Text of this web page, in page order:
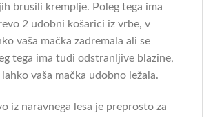
brusili kremplje. Poleg tega ima
2 udobni košarici iz vrbe, v
vaša mačka zadremala ali se
tega ima tudi odstranljive blazine,
vaša mačka udobno ležala.
iz naravnega lesa je preprosto za